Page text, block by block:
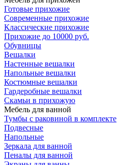
Готовые прихожие
Современные прихожие
Классические прихожие
Прихожие до 10000 руб.
Обувницы
Вешалки
Настенные вешалки
Напольные вешалки
Костюмные вешалки
Гардеробные вешалки
Скамьи в прихожую
Мебель для ванной
Тумбы c раковиной в комплекте
Подвесные
Напольные
Зеркала для ванной
Пеналы для ванной